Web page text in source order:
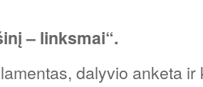
– linksmai“.
dalyvio anketa